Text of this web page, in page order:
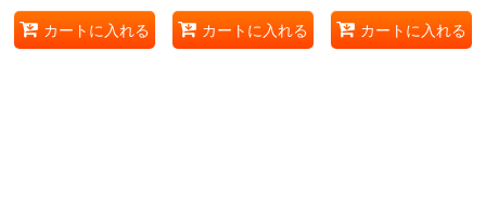
カートに入れる カートに入れる カートに入れる